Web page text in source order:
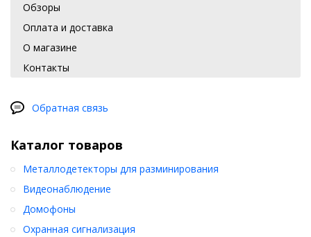
Обзоры
Оплата и доставка
О магазине
Контакты
Обратная связь
Каталог товаров
Металлодетекторы для разминирования
Видеонаблюдение
Домофоны
Охранная сигнализация